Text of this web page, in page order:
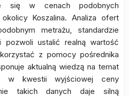
się w cenach podobnych
Koszalina. Analiza ofert
metrażu, standardzie
pozwoli ustalić realną wartość
z pomocy pośrednika
aktualną wiedzą na temat
kwestii wyjściowej ceny
takich danych daje silną